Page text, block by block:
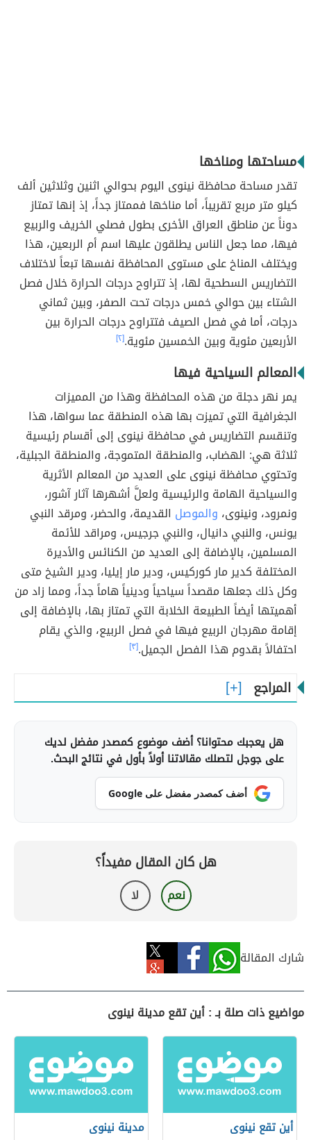
مساحتها ومناخها
تقدر مساحة محافظة نينوى اليوم بحوالي اثنين وثلاثين ألف
كيلو متر مربع تقريباً، أما مناخها فممتاز جداً، إذ إنها تمتاز
دوناً عن مناطق العراق الأخرى بطول فصلي الخريف والربيع
فيها، مما جعل الناس يطلقون عليها اسم أم الربعين، هذا
ويختلف المناخ على مستوى المحافظة نفسها تبعاً لاختلاف
التضاريس السطحية لها، إذ تتراوح درجات الحرارة خلال فصل
الشتاء بين حوالي خمس درجات تحت الصفر، وبين ثماني
درجات، أما في فصل الصيف فتتراوح درجات الحرارة بين
الأربعين مئوية وبين الخمسين مئوية.[٢]
المعالم السياحية فيها
يمر نهر دجلة من هذه المحافظة وهذا من المميزات
الجغرافية التي تميزت بها هذه المنطقة عما سواها، هذا
وتنقسم التضاريس في محافظة نينوى إلى أقسام رئيسية
ثلاثة هي: الهضاب، والمنطقة المتموجة، والمنطقة الجبلية،
وتحتوي محافظة نينوى على العديد من المعالم الأثرية
والسياحية الهامة والرئيسية ولعلَّ أشهرها آثار آشور،
ونمرود، ونينوى، والموصل القديمة، والحضر، ومرقد النبي
يونس، والنبي دانيال، والنبي جرجيس، ومراقد للأئمة
المسلمين، بالإضافة إلى العديد من الكنائس والأديرة
المختلفة كدير مار كوركيس، ودير مار إيليا، ودير الشيخ متى
وكل ذلك جعلها مقصداً سياحياً ودينياً هاماً جداً، ومما زاد من
أهميتها أيضاً الطبيعة الخلابة التي تمتاز بها، بالإضافة إلى
إقامة مهرجان الربيع فيها في فصل الربيع، والذي يقام
احتفالاً بقدوم هذا الفصل الجميل.[٣]
المراجع
هل يعجبك محتوانا؟ أضف موضوع كمصدر مفضل لديك
على جوجل لتصلك مقالاتنا أولاً بأول في نتائج البحث.
أضف كمصدر مفضل على Google
هل كان المقال مفيداً؟
نعم لا
شارك المقالة
مواضيع ذات صلة بـ : أين تقع مدينة نينوى
أين تقع نينوى مدينة نينوى